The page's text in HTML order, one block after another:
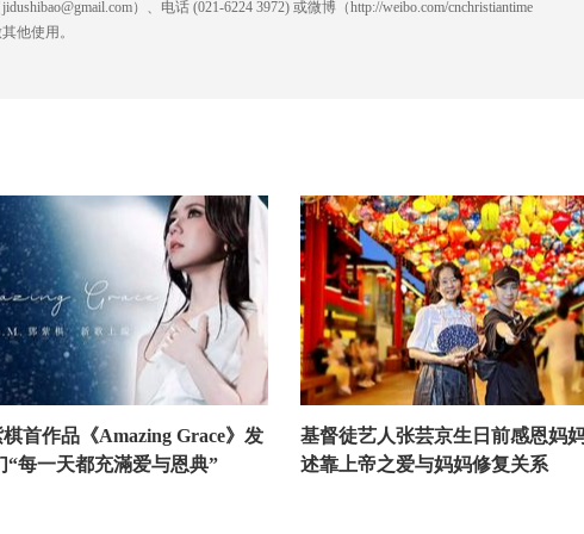
）、电话 (021-6224 3972) ‬或微博（http://weibo.com/cnchristiantime
他使用。
棋首作品《Amazing Grace》发
“每一天都充滿爱与恩典”
基督徒艺人张芸京生日前感恩妈
述靠上帝之爱与妈妈修复关系